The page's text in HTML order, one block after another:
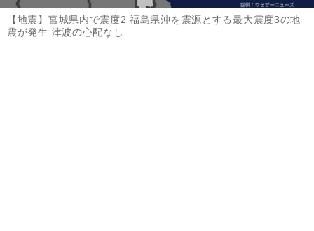
【地震】宮城県内で震度2 福島県沖を震源とする最大震度3の地
震が発生 津波の心配なし